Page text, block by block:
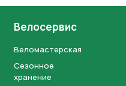
Велосервис
Веломастерская
Сезонное
хранение